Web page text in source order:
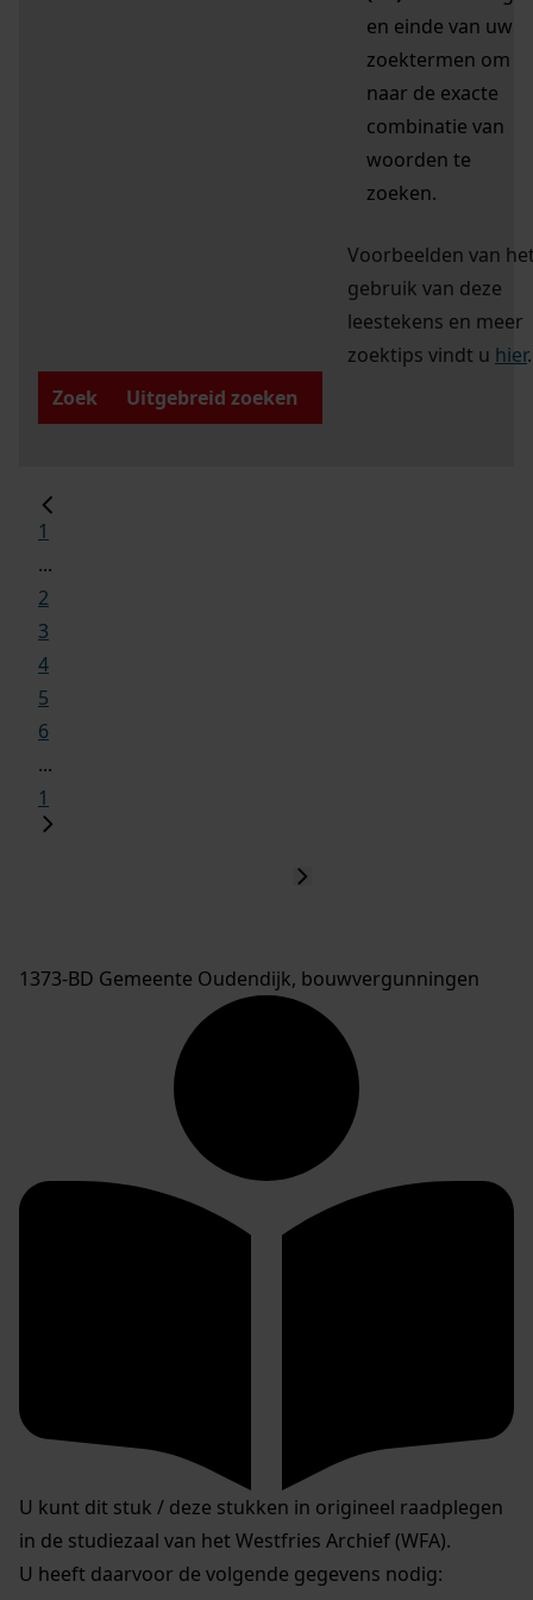
en einde van uw
zoektermen om
naar de exacte
combinatie van
woorden te
zoeken.
Voorbeelden van
gebruik van deze
leestekens en meer
zoektips vindt u hier.
Zoek
Uitgebreid zoeken
1
...
2
3
4
5
6
...
1
1373-BD Gemeente Oudendijk, bouwvergunningen
U kunt dit stuk / deze stukken in origineel raadplegen
in de studiezaal van het Westfries Archief (WFA).
U heeft daarvoor de volgende gegevens nodig: